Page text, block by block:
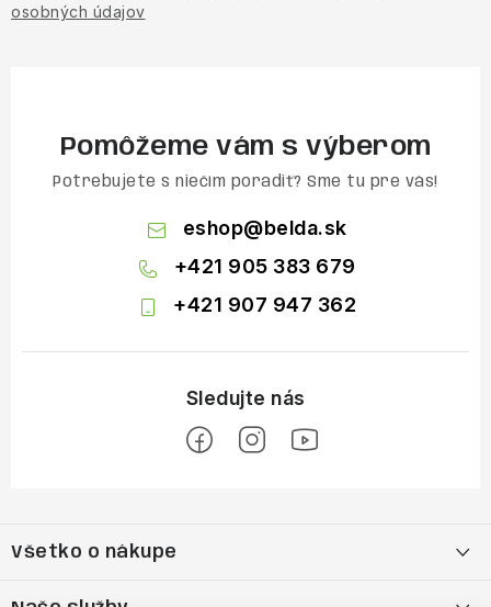
osobných údajov
Pomôžeme vám s výberom
Potrebujete s niečím poradiť? Sme tu pre vás!
eshop@belda.sk
+421 905 383 679
+421 907 947 362
p
ä
Všetko o nákupe